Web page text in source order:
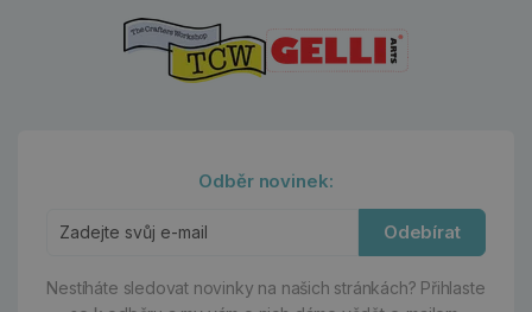
Odběr novinek:
Odebírat
Nestíháte sledovat novinky na našich stránkách? Přihlaste